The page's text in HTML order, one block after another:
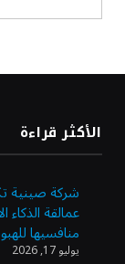
أسعار النفط
بشأن مضيق
«طيران
ويضيف
الأكثر قراءة
شركة صينية
عمالقة
منافسيها
يوليو 17, 2026